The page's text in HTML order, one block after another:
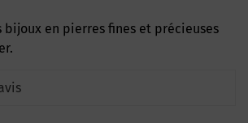
en pierres fines et précieuses